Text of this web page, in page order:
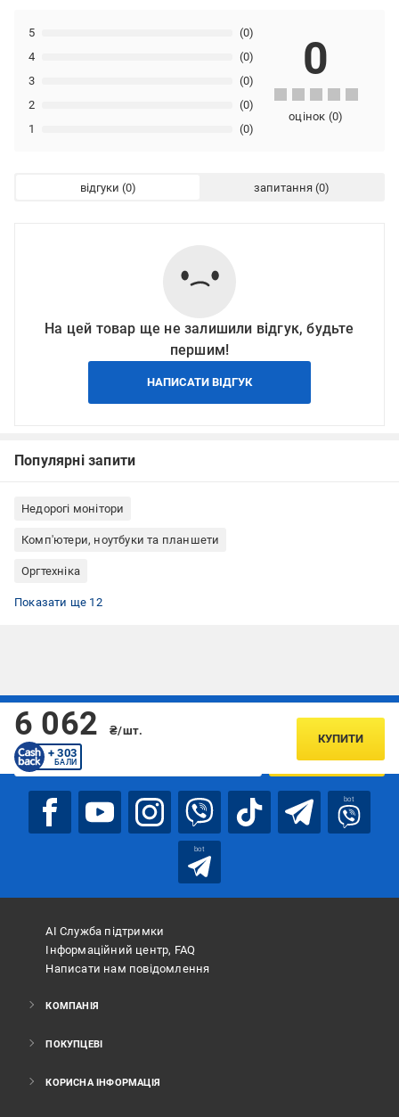
1 (0)
2 (0)
3 (0)
4 (0)
5 (0)
0
оцінок (0)
відгуки запитання
На цей товар ще не залишили відгук, будьте
першим!
НАПИСАТИ ВІДГУК
Популярні запити
Недорогі монітори
Комп'ютери, ноутбуки та планшети
Оргтехніка
Монітори Philips
Широкоформатні монітори із співвідношенням сторін 16:9
Монітори з матовим екраном
Монітори Full HD 1920x1080
Ігрові монітори (геймерські)
Монітори Flicker-Free
Монітори з IPS матрицею
Монітори Lowblue Light
Монітори з DisplayPort
Монітори з регулюванням нахилу
Монітори універсальні
Білі монітори
Показати ще 12
6 062
₴/шт.
+ 303
БАЛИ
КУПИТИ
Підписуйтесь, щоб дізнаватись першим про акції та пропозиції
ПІДПИСАТИСЯ
bot
bot
АІ Служба підтримки
Інформаційний центр, FAQ
Написати нам повідомлення
КОМПАНІЯ
ПОКУПЦЕВІ
КОРИСНА ІНФОРМАЦІЯ